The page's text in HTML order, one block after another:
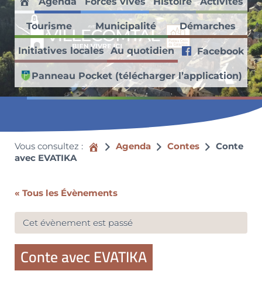
Passer au contenu principal
Skip to header right navigation
Skip to site footer
Villecomtal en Aveyron
Découvrez ce village médiéval faisant partie des Petites Cités de
Accueil
Tourisme Municipalité Démarches
Initiatives locales Au quotidien Facebook
Panneau Pocket (télécharger l’application)
Vous consultez : Accueil
Agenda Contes
Conte
avec EVATIKA
« Tous les Évènements
Cet évènement est passé
Conte avec EVATIKA